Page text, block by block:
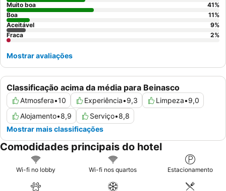
industrial.
Classificação acima da média para Beinasco
Atmosfera•10 Experiência•9,3 Limpeza•9,0
Alojamento•8,9 Serviço•8,8
Mostrar mais classificações
Muito boa
41%
Boa
11%
Aceitável
9%
Fraca
2%
Mostrar avaliações
Comodidades principais do hotel
Wi-fi no lobby Wi-fi nos quartos Estacionamento